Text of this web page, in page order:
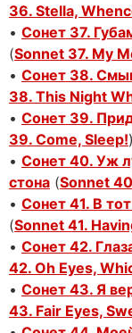
36. Stella,
• Сонет 37.
(Sonnet 37. My
• Сонет 38.
38. This Night
• Сонет 39.
39. Come, Sleep!)
• Сонет 40. Уж
стона (Sonnet
• Сонет 41. В
(Sonnet 41.
• Сонет 42.
42. Oh Eyes,
• Сонет 43. Я
43. Fair Eyes,